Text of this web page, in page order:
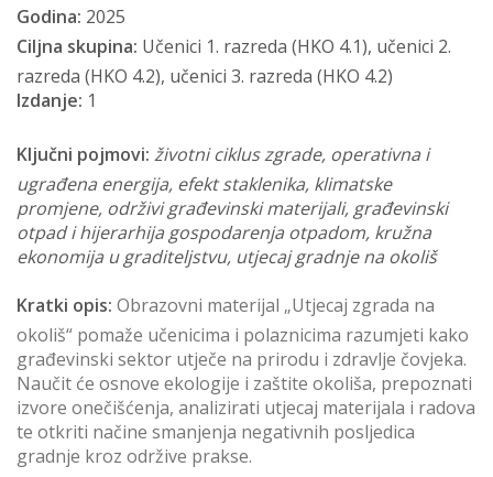
Godina: 2025
Ciljna skupina: Učenici 1. razreda (HKO 4.1), učenici 2.
razreda (HKO 4.2), učenici 3. razreda (HKO 4.2)
Izdanje: 1
Ključni pojmovi: životni ciklus zgrade, operativna i
ugrađena energija, efekt staklenika, klimatske
promjene, održivi građevinski materijali, građevinski
otpad i hijerarhija gospodarenja otpadom, kružna
ekonomija u graditeljstvu, utjecaj gradnje na okoliš
Kratki opis: Obrazovni materijal „Utjecaj zgrada na
okoliš“ pomaže učenicima i polaznicima razumjeti kako
građevinski sektor utječe na prirodu i zdravlje čovjeka.
Naučit će osnove ekologije i zaštite okoliša, prepoznati
izvore onečišćenja, analizirati utjecaj materijala i radova
te otkriti načine smanjenja negativnih posljedica
gradnje kroz održive prakse.